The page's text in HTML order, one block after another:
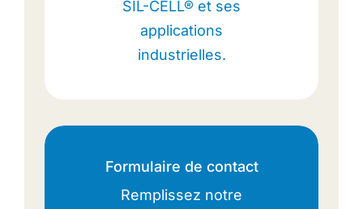
SIL-CELL® et ses
applications
industrielles.
Formulaire de contact
Remplissez notre